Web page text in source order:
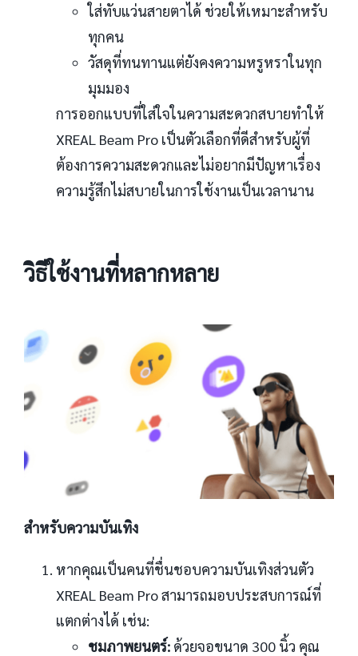
ใส่ทับแว่นสายตาได้ ช่วยให้เหมาะสำหรับ
ทุกคน
วัสดุที่ทนทานแต่ยังคงความหรูหราในทุก
มุมมอง
การออกแบบที่ใส่ใจในความสะดวกสบายทำให้
XREAL Beam Pro เป็นตัวเลือกที่ดีสำหรับผู้ที่
ต้องการความสะดวกและไม่อยากมีปัญหาเรื่อง
ความรู้สึกไม่สบายในการใช้งานเป็นเวลานาน
วิธีใช้งานที่หลากหลาย
สำหรับความบันเทิง
หากคุณเป็นคนที่ชื่นชอบความบันเทิงส่วนตัว
XREAL Beam Pro สามารถมอบประสบการณ์ที่
แตกต่างได้ เช่น:
ชมภาพยนตร์:ด้วยจอขนาด 300 นิ้ว คุณ